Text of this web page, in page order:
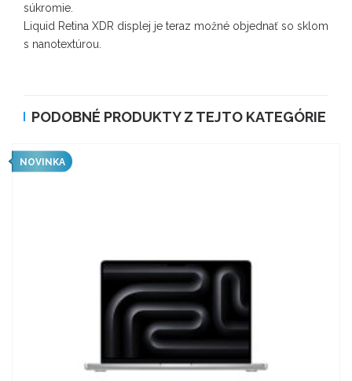
súkromie.
Liquid Retina XDR displej je teraz možné objednať so sklom
s nanotextúrou.
PODOBNÉ PRODUKTY Z TEJTO KATEGÓRIE
NOVINKA